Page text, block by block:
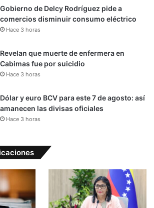
Gobierno de Delcy Rodríguez pide a
comercios disminuir consumo eléctrico
Hace 3 horas
Revelan que muerte de enfermera en
Cabimas fue por suicidio
Hace 3 horas
Dólar y euro BCV para este 7 de agosto: así
amanecen las divisas oficiales
Hace 3 horas